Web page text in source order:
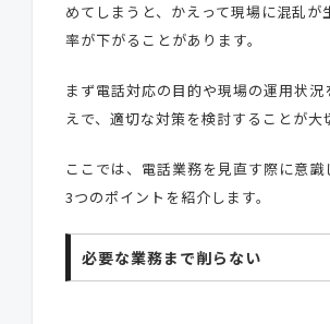
めてしまうと、かえって現場に混乱が
率が下がることがあります。
まず電話対応の目的や現場の運用状況
えで、適切な対策を検討することが大
ここでは、電話業務を見直す際に意識
3つのポイントを紹介します。
必要な業務まで削らない